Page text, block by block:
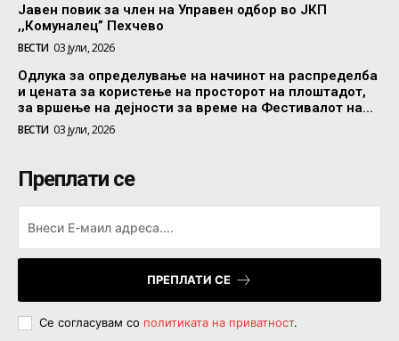
Јавен повик за член на Управен одбор во ЈКП
,,Комуналец” Пехчево
ВЕСТИ 03 јули, 2026
Одлука за определување на начинот на распределба
и цената за користење на просторот на плоштадот,
за вршење на дејности за време на Фестивалот на...
ВЕСТИ 03 јули, 2026
Преплати се
ПРЕПЛАТИ СЕ
Се согласувам со политиката на приватност.